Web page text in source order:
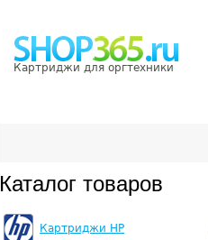
Картриджи для оргтехники
Каталог товаров
Картриджи HP